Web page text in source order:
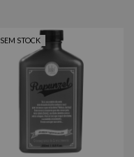
SEM STOCK